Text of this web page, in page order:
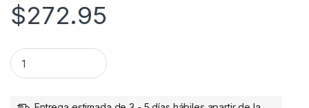
$272.95
TINTA GI-190 M MAGENTA 70ML PARA G1100 G2100 G3100